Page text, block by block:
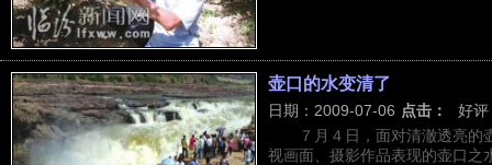
壶口的水变清了
日期：2009-07-06 点击：
好评
７月４日，面对清澈透亮的
视画面、摄影作品表现的壶口之